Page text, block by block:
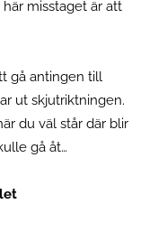
misstaget är att
gå antingen till
ut skjutriktningen.
du väl står där blir
gå åt…